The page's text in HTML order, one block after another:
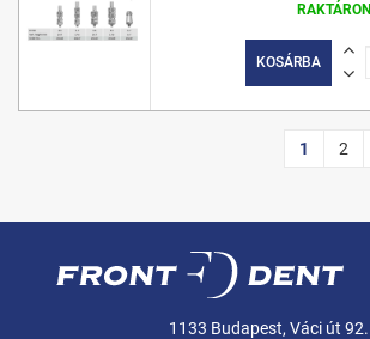
RAKTÁRON
KOSÁRBA
1 2
1133 Budapest, Váci út 92.